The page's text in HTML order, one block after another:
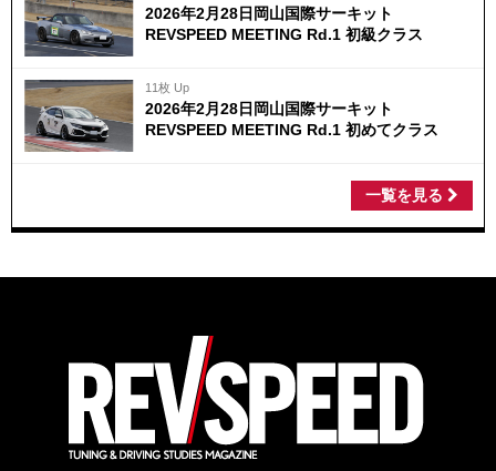
2026年2月28日岡山国際サーキット
REVSPEED MEETING Rd.1 初級クラス
11枚 Up
2026年2月28日岡山国際サーキット
REVSPEED MEETING Rd.1 初めてクラス
一覧を見る